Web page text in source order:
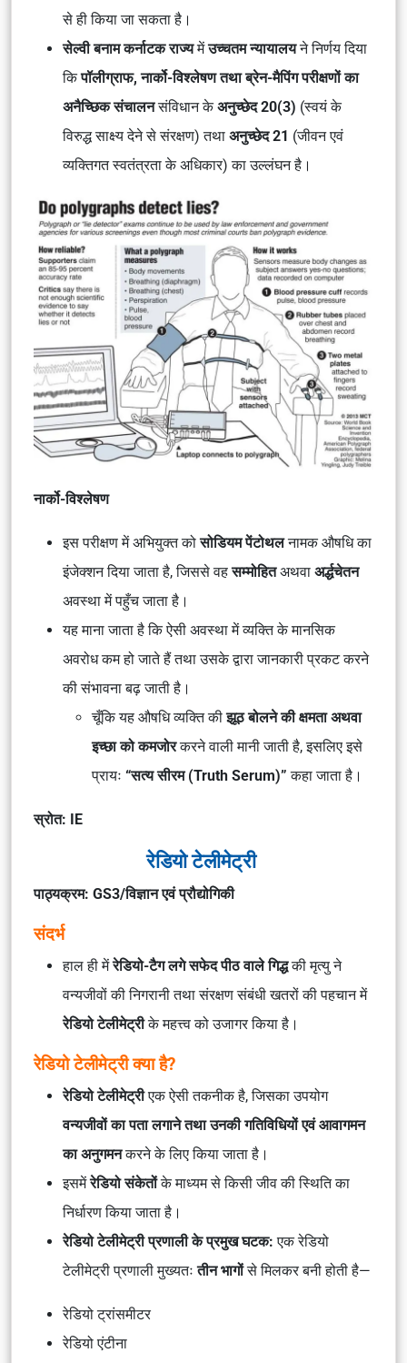
से ही किया जा सकता है।
सेल्वी बनाम कर्नाटक राज्यमेंउच्चतम न्यायालयने निर्णय दिया
किपॉलीग्राफ, नार्को-विश्लेषण तथा ब्रेन-मैपिंग परीक्षणों का
अनैच्छिक संचालनसंविधान केअनुच्छेद 20(3) (स्वयं के
विरुद्ध साक्ष्य देने से संरक्षण) तथा अनुच्छेद 21 (जीवन एवं
व्यक्तिगत स्वतंत्रता के अधिकार) का उल्लंघन है।
नार्को-विश्लेषण
इस परीक्षण में अभियुक्त कोसोडियम पेंटोथलनामक औषधि का
इंजेक्शन दिया जाता है, जिससे वहसम्मोहितअथवा अर्द्धचेतन
अवस्था में पहुँच जाता है।
यह माना जाता है कि ऐसी अवस्था में व्यक्ति के मानसिक
अवरोध कम हो जाते हैं तथा उसके द्वारा जानकारी प्रकट करने
की संभावना बढ़ जाती है।
चूँकि यह औषधि व्यक्ति कीझूठ बोलने की क्षमता अथवा
इच्छा को कमजोरकरने वाली मानी जाती है, इसलिए इसे
प्रायः “सत्य सीरम (Truth Serum)” कहा जाता है।
स्रोत: IE
रेडियो टेलीमेट्री
पाठ्यक्रम: GS3/विज्ञान एवं प्रौद्योगिकी
संदर्भ
हाल ही मेंरेडियो-टैग लगे सफेद पीठ वाले गिद्धकी मृत्यु ने
वन्यजीवों की निगरानी तथा संरक्षण संबंधी खतरों की पहचान में
रेडियो टेलीमेट्रीके महत्त्व को उजागर किया है।
रेडियो टेलीमेट्री क्या है?
रेडियो टेलीमेट्रीएक ऐसी तकनीक है, जिसका उपयोग
वन्यजीवों का पता लगाने तथा उनकी गतिविधियों एवं आवागमन
का अनुगमनकरने के लिए किया जाता है।
इसमेंरेडियो संकेतोंके माध्यम से किसी जीव की स्थिति का
निर्धारण किया जाता है।
रेडियो टेलीमेट्री प्रणाली के प्रमुख घटक:एक रेडियो
टेलीमेट्री प्रणाली मुख्यतःतीन भागोंसे मिलकर बनी होती है—
रेडियो ट्रांसमीटर
रेडियो एंटीना